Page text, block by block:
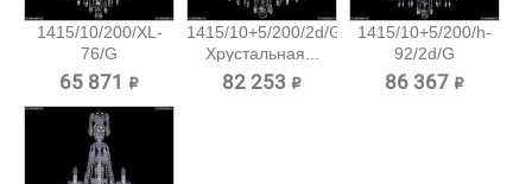
1415/10/200/XL-
76/G
Хрустальная...
65 871 ₽
1415/10+5/200/2d/G
Хрустальная...
82 253 ₽
1415/10+5/200/h-
92/2d/G
Хрустальная...
86 367 ₽